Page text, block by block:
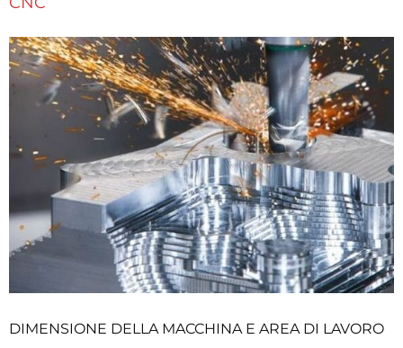
DIMENSIONE DELLA MACCHINA E AREA DI LAVORO